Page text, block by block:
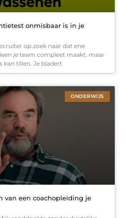
onmisbaar is in je
op zoek naar dat ene
je team compleet maakt, maar
kan tillen. Je bladert
ONDERWIJS
van een coachopleiding je